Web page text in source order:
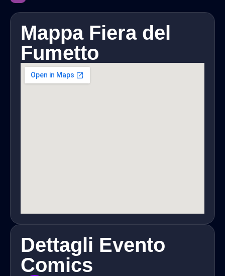
Mappa Fiera del
Fumetto
Dettagli Evento
Comics